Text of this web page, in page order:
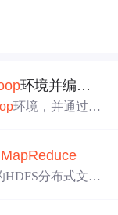
环境并编写
环境，并通过实
MapReduce
HDFS分布式文件